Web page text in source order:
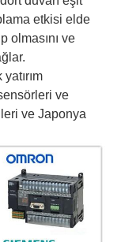
etkisi elde
olmasını ve
ve
ve Japonya